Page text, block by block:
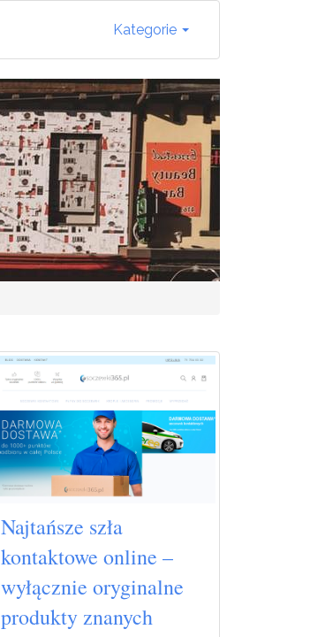
Kategorie
Najtańsze szła
kontaktowe online –
wyłącznie oryginalne
produkty znanych